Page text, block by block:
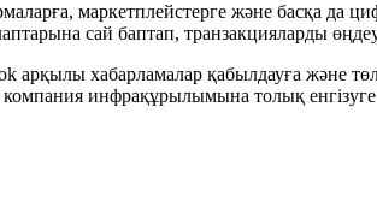
маркетплейстерге және басқа да
сай баптап, транзакцияларды
хабарламалар қабылдауға және
инфрақұрылымына толық енгізуге